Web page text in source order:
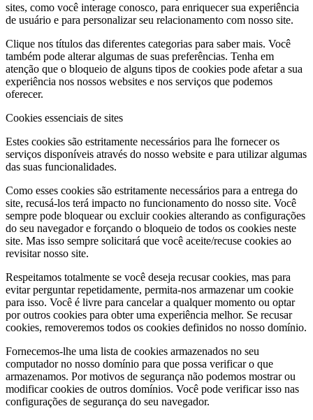
sites, como você interage conosco, para enriquecer sua experiência
de usuário e para personalizar seu relacionamento com nosso site.
Clique nos títulos das diferentes categorias para saber mais. Você
também pode alterar algumas de suas preferências. Tenha em
atenção que o bloqueio de alguns tipos de cookies pode afetar a sua
experiência nos nossos websites e nos serviços que podemos
oferecer.
Cookies essenciais de sites
Estes cookies são estritamente necessários para lhe fornecer os
serviços disponíveis através do nosso website e para utilizar algumas
das suas funcionalidades.
Como esses cookies são estritamente necessários para a entrega do
site, recusá-los terá impacto no funcionamento do nosso site. Você
sempre pode bloquear ou excluir cookies alterando as configurações
do seu navegador e forçando o bloqueio de todos os cookies neste
site. Mas isso sempre solicitará que você aceite/recuse cookies ao
revisitar nosso site.
Respeitamos totalmente se você deseja recusar cookies, mas para
evitar perguntar repetidamente, permita-nos armazenar um cookie
para isso. Você é livre para cancelar a qualquer momento ou optar
por outros cookies para obter uma experiência melhor. Se recusar
cookies, removeremos todos os cookies definidos no nosso domínio.
Fornecemos-lhe uma lista de cookies armazenados no seu
computador no nosso domínio para que possa verificar o que
armazenamos. Por motivos de segurança não podemos mostrar ou
modificar cookies de outros domínios. Você pode verificar isso nas
configurações de segurança do seu navegador.